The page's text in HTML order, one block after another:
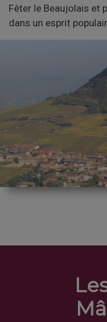
Fêter le Beaujolais et
dans un esprit